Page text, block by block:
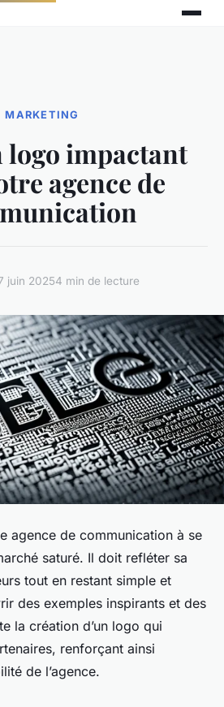
MARKETING
logo impactant
agence de
juin 20254 min de lecture
agence de communication à se
saturé. Il doit refléter sa
tout en restant simple et
des exemples inspirants et des
la création d’un logo qui
renforçant ainsi
de l’agence.